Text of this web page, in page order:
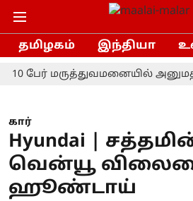
தமிழகம் இந்தியா
மருத்துவமனையில் அனுமதி
கார்
Hyundai |
வென்யூ
ஹூண்டாய்